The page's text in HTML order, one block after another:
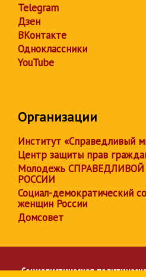
Telegram
Дзен
ВКонтакте
Одноклассники
YouTube
Организации
Институт «Справедливый
Центр защиты прав
Молодежь СПРАВЕДЛИВОЙ
РОССИИ
Социал-демократический
женщин России
Домсовет
Социалистическая